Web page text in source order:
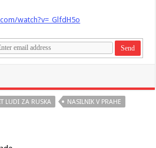
watch?v=_GlfdH5o
LUDI ZA RUSKA
NASILNIK V PRAHE